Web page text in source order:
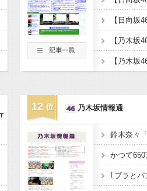
【日向坂
【乃木坂
12 乃木坂情報通